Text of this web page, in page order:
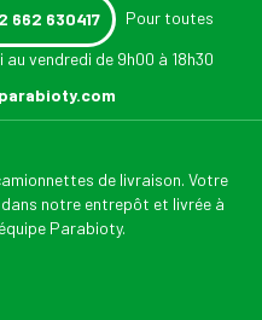
662 630417 Pour toutes
vendredi de 9h00 à 18h30
de livraison. Votre
notre entrepôt et livrée à
Parabioty.